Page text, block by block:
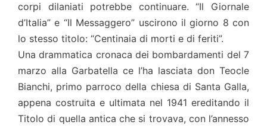
corpi dilaniati potrebbe continuare. “Il Giornale
d’Italia” e “Il Messaggero” uscirono il giorno 8 con
lo stesso titolo: “Centinaia di morti e di feriti”.
Una drammatica cronaca dei bombardamenti del 7
marzo alla Garbatella ce l’ha lasciata don Teocle
Bianchi, primo parroco della chiesa di Santa Galla,
appena costruita e ultimata nel 1941 ereditando il
Titolo di quella antica che si trovava, con l’annesso